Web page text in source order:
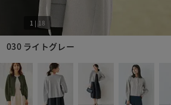
030 ライトグレー
1 |18